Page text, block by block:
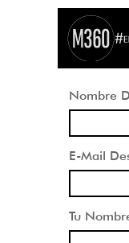
Nombre
E-Mail
Tu